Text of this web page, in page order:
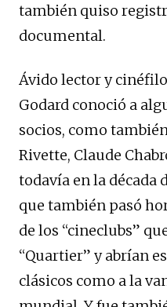
también quiso
documental.
Ávido lector y
Godard conoció a
socios, como
Rivette, Claude
todavía en la década
que también pasó
de los “cineclubs”
“Quartier” y abrían
clásicos como a la